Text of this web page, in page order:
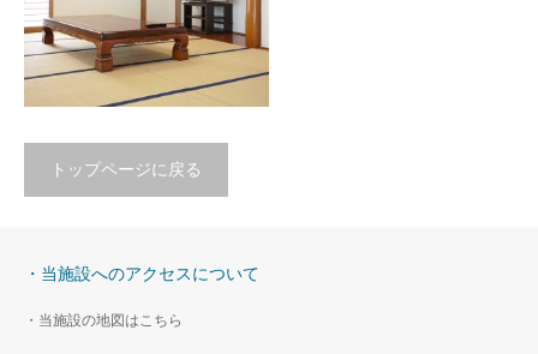
居間10畳
トップページに戻る
・当施設へのアクセスについて
・当施設の地図はこちら